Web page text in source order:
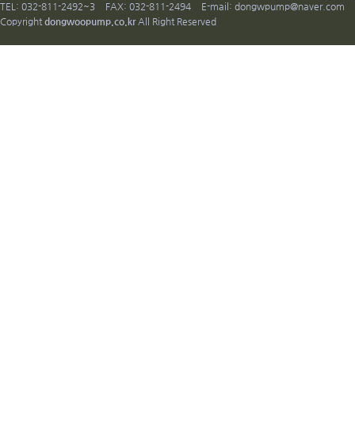
TEL: 032-811-2492~3
FAX: 032-811-2494 E-mail: dongwpump@naver.com
Copyright dongwoopump.co.krAll Right Reserved